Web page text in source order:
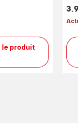
le produit
Prix